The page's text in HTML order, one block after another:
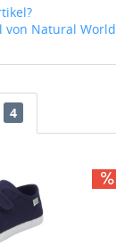
von Natural World
4